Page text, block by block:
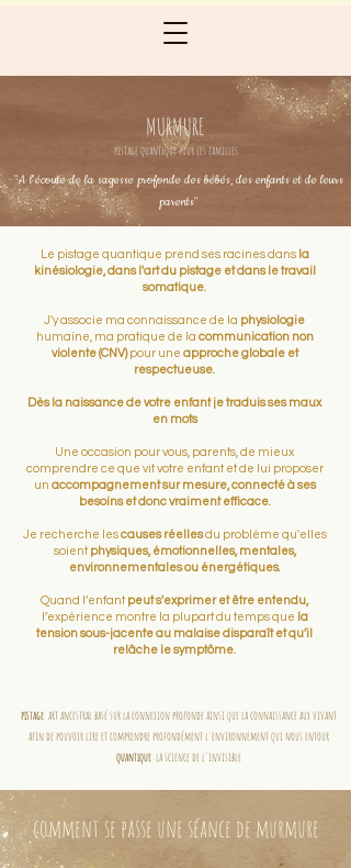
MURMURE
pistage quantique pour les familles
"A l'écoute de la sagesse profonde des bébés, des enfants et de leurs
parents"
Le pistage quantique prend ses racines dans la
kinésiologie, dans l'art du pistage et dans le travail
somatique.
J'y associe ma connaissance de la physiologie
humaine, ma pratique de la communication non
violente (CNV)pour une approche globale et
respectueuse.
Dès la naissance de votre enfant je traduis ses maux
en mots
Une occasion pour vous, parents, de mieux
comprendre ce que vit votre enfant et de lui proposer
un accompagnement sur mesure, connecté à ses
besoins et donc vraiment efficace.
Je recherche lescauses réellesdu problème qu'elles
soientphysiques, émotionnelles, mentales,
environnementales ou énergétiques.
Quand l’enfantpeut s'exprimer et être entendu,
l’expérience montre la plupart du temps que la
tension sous-jacente au malaise disparaît et qu’il
relâche le symptôme.
pistage: art ancestral basé sur la connexion profonde ainsi que la connaissance aux vivant
afin de pouvoir lire et comprendre profondément l'environnement qui nous entour
quantique: la science de l'invisible
comment se passe une séance de murmure